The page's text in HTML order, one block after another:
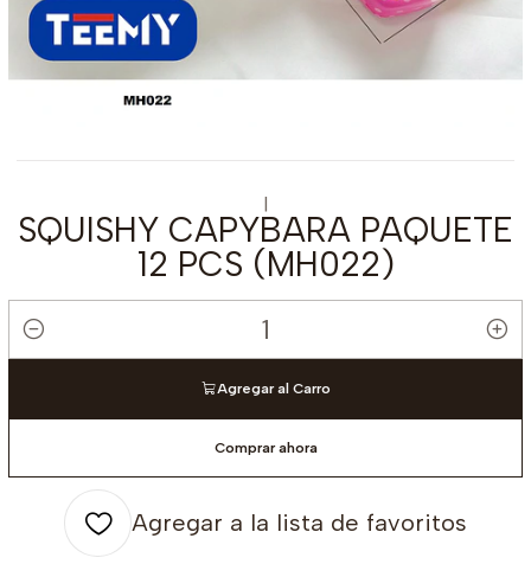
|
SQUISHY CAPYBARA PAQUETE
12 PCS (MH022)
Cantidad
Agregar al Carro
Comprar ahora
Agregar a la lista de favoritos